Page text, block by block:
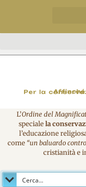
Per la
L’Ordine del
specialela
l’educazione
come “un baluardo
cristianità e